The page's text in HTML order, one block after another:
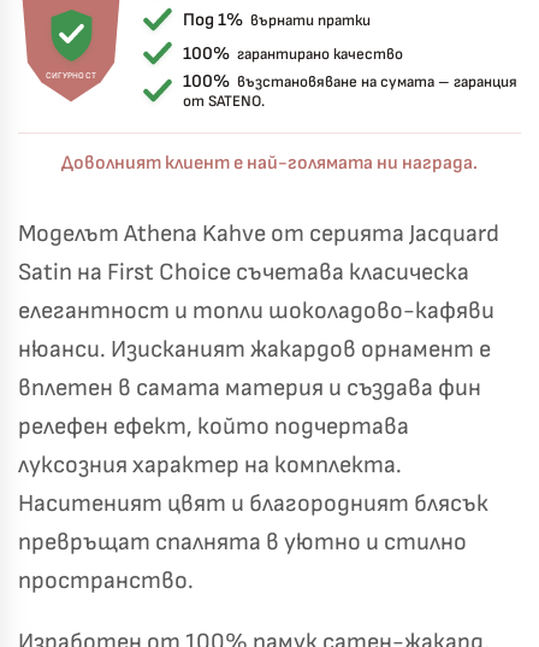
СИГУРНОСТ
Под 1% върнати пратки
100% гарантирано качество
100% възстановяване на сумата – гаранция
от SATENO.
Доволният клиент е най-голямата ни награда.
Моделът Athena Kahve от серията Jacquard
Satin на First Choice съчетава класическа
елегантност и топли шоколадово-кафяви
нюанси. Изисканият жакардов орнамент е
вплетен в самата материя и създава фин
релефен ефект, който подчертава
луксозния характер на комплекта.
Наситеният цвят и благородният блясък
превръщат спалнята в уютно и стилно
пространство.